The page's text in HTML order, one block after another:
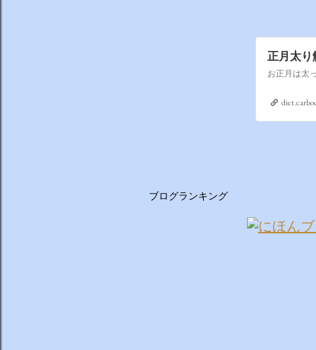
正月太り
お正月は太
ブログランキング